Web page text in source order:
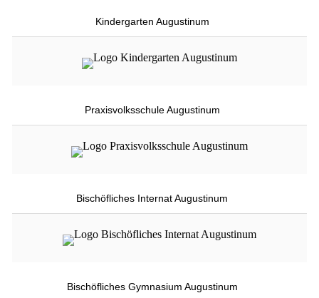
Kindergarten Augustinum
Praxisvolksschule Augustinum
Bischöfliches Internat Augustinum
Bischöfliches Gymnasium Augustinum